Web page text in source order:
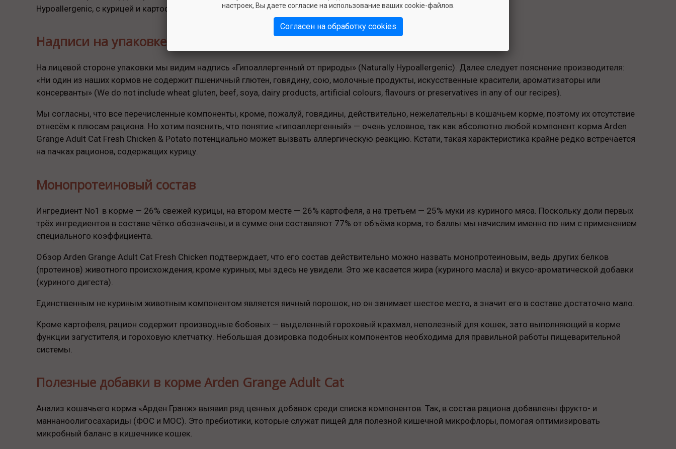
Hypoallergenic, с курицей и картофелем, — один из них.
Надписи на упаковке «Арден Гранж»
На лицевой стороне упаковки мы видим надпись «Гипоаллергенный от природы» (Naturally Hypoallergenic). Далее следует пояснение производителя:
«Ни один из наших кормов не содержит пшеничный глютен, говядину, сою, молочные продукты, искусственные красители, ароматизаторы или
консерванты» (We do not include wheat gluten, beef, soya, dairy products, artificial colours, flavours or preservatives in any of our recipes).
Мы согласны, что все перечисленные компоненты, кроме, пожалуй, говядины, действительно, нежелательны в кошачьем корме, поэтому их отсутствие
отнесём к плюсам рациона. Но хотим пояснить, что понятие «гипоаллергенный» — очень условное, так как абсолютно любой компонент корма Arden
Grange Adult Cat Fresh Chicken & Potato потенциально может вызвать аллергическую реакцию. Кстати, такая характеристика крайне редко встречается
на пачках рационов, содержащих курицу.
Монопротеиновый состав
Ингредиент No1 в корме — 26% свежей курицы, на втором месте — 26% картофеля, а на третьем — 25% муки из куриного мяса. Поскольку доли первых
трёх ингредиентов в составе чётко обозначены, и в сумме они составляют 77% от объёма корма, то баллы мы начислим именно по ним с применением
специального коэффициента.
Обзор Arden Grange Adult Cat Fresh Chicken подтверждает, что его состав действительно можно назвать монопротеиновым, ведь других белков
(протеинов) животного происхождения, кроме куриных, мы здесь не увидели. Это же касается жира (куриного масла) и вкусо-ароматической добавки
(куриного дигеста).
Единственным не куриным животным компонентом является яичный порошок, но он занимает шестое место, а значит его в составе достаточно мало.
Кроме картофеля, рацион содержит производные бобовых — выделенный гороховый крахмал, неполезный для кошек, зато выполняющий в корме
функции загустителя, и гороховую клетчатку. Небольшая дозировка подобных компонентов необходима для правильной работы пищеварительной
системы.
Полезные добавки в корме Arden Grange Adult Cat
Анализ кошачьего корма «Арден Гранж» выявил ряд ценных добавок среди списка компонентов. Так, в состав рациона добавлены фрукто- и
маннаноолигосахариды (ФОС и МОС). Это пребиотики, которые служат пищей для полезной кишечной микрофлоры, помогая оптимизировать
микробный баланс в кишечнике кошек.
настроек, Вы даете согласие на использование ваших cookie-файлов.
Согласен на обработку cookies